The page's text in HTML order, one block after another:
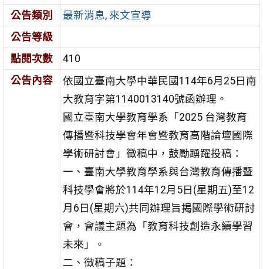
公告類別
最新消息, 來文宣導
公告等級
點閱次數
410
公告內容
依國立臺南大學中華民國114年6月25日南
大教育字第1140013140號函辦理。
國立臺南大學教育學系「2025 台灣教育
傳播暨科技學會年會暨教育高階論壇國際
學術研討會」徵稿中，鼓勵踴躍投稿：
一、臺南大學教育學系與台灣教育傳播暨
科技學會將於114年12月5日(星期五)至12
月6日(星期六)共同辦理旨揭國際學術研討
會，會議主題為「教育科技創造永續學習
未來」。
二、徵稿子題：